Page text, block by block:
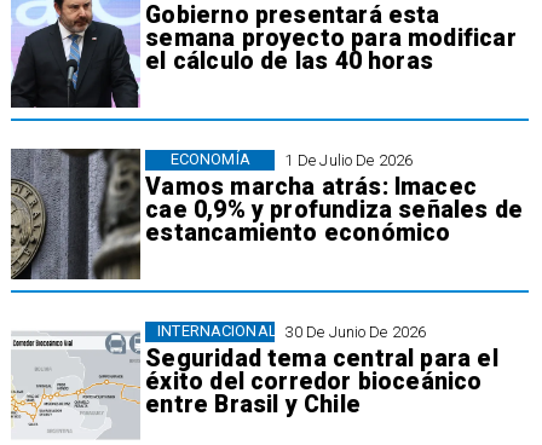
Gobierno presentará esta
semana proyecto para modificar
el cálculo de las 40 horas
1 De Julio De 2026
Vamos marcha atrás: Imacec
cae 0,9% y profundiza señales de
estancamiento económico
ECONOMÍA
30 De Junio De 2026
Seguridad tema central para el
éxito del corredor bioceánico
entre Brasil y Chile
INTERNACIONAL